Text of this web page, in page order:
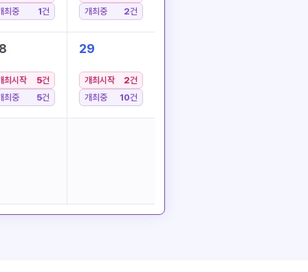
최중
1건
개최중
2건
최시작 5건
최중
5건
29
개최시작 2건
개최중
10건